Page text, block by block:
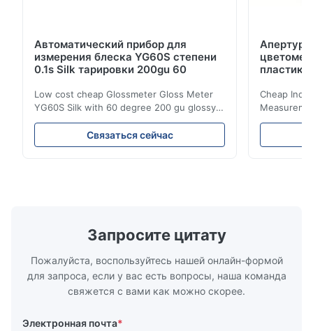
Автоматический прибор для
измерения блеска YG60S степени
0.1s Silk тарировки 200gu 60
Low cost cheap Glossmeter Gloss Meter
YG60S Silk with 60 degree 200 gu glossy
measurement YG60S 60° Economic Gloss
Meter can test material with gloss (0-
200Gu), and universally apply to paint, ink,
Связаться сейчас
Cheap
meter Silk
Precision
Запросите цитату
Пожалуйста, воспользуйтесь нашей онлайн-формой
для запроса, если у вас есть вопросы, наша команда
свяжется с вами как можно скорее.
Электронная почта*